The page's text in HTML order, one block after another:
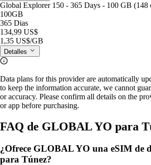
Global Explorer 150 - 365 Days - 100 GB (148
100GB
365 Dias
134,99 US$
1,35 US$/GB
Detalles
Data plans for this provider are automatically
to keep the information accurate, we cannot
or accuracy. Please confirm all details on the
or app before purchasing.
FAQ de GLOBAL YO para
¿Ofrece GLOBAL YO una eSIM de
para Túnez?